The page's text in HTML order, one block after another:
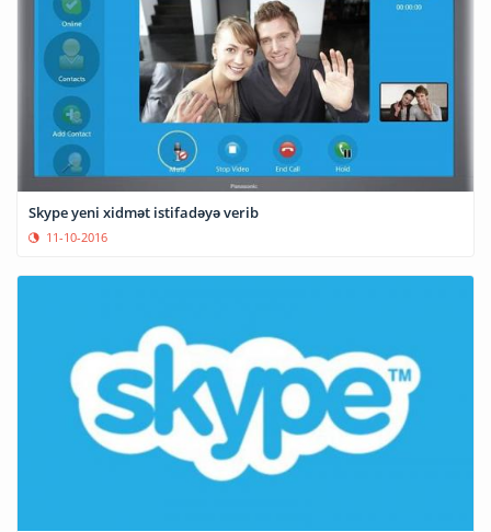
Skype yeni xidmət istifadəyə verib
11-10-2016